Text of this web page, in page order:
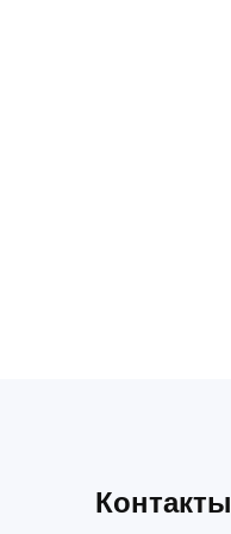
Контакты